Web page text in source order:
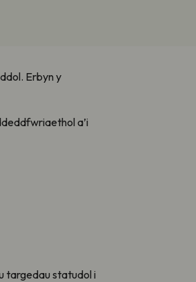
Erbyn y
a’i
targedau statudol i